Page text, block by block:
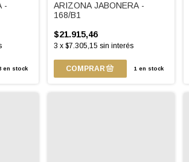
-
en stock
ARIZONA JABONERA -
168/B1
$21.915,46
3 x $7.305,15 sin interés
1en stock